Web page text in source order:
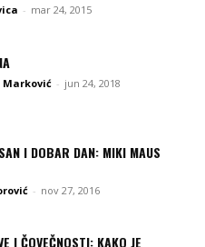
- mar 24, 2015
Marković - jun 24, 2018
I DOBAR DAN: MIKI MAUS
- nov 27, 2016
I ČOVEČNOSTI: KAKO JE